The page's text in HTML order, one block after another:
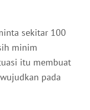
sekitar 100
minim
itu membuat
pada